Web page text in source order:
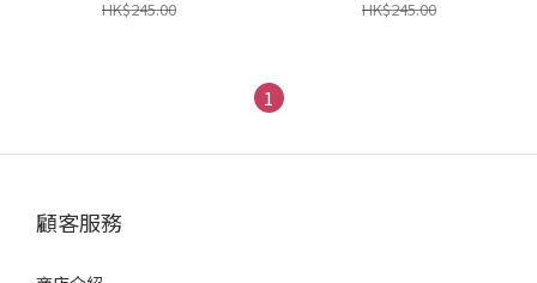
HK$245.00 HK$245.00
1
顧客服務